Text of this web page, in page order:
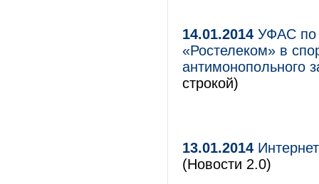
14.01.2014 УФАС по
«Ростелеком» в
антимонопольного
строкой)
13.01.2014
(Новости 2.0)